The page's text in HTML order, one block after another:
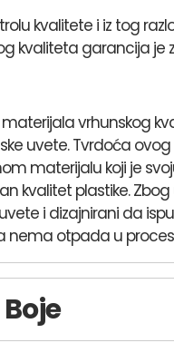
kvalitete i iz tog
kvaliteta garancija je
materijala
uvete. Tvrdoća
materijalu koji je
kvalitet plastike.
i dizajnirani da
nema otpada u